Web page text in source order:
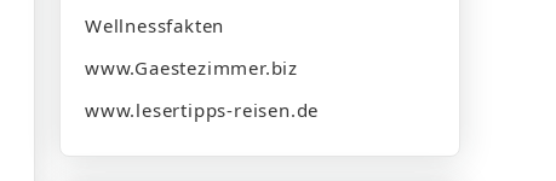
Wellnessfakten
www.Gaestezimmer.biz
www.lesertipps-reisen.de